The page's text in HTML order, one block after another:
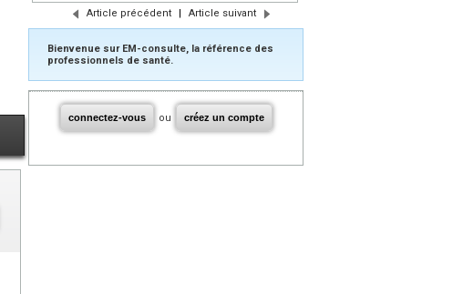
Article précédent | Article suivant
Bienvenue sur EM-consulte, la référence des
professionnels de santé.
connectez-vous ou créez un compte